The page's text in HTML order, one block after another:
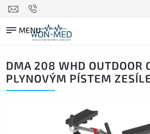
DMA 208 WHD OUTDOOR
PLYNOVÝM PÍSTEM